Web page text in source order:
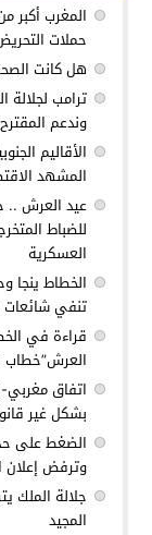
المغرب أكبر
حملات
هل كانت
ترامب
وندعم
الأقاليم
المشهد
عيد العرش ..
للضباط
العسكرية
الخطاط ينجا
تنفي شائعات
العرش”خطاب
اتفاق
بشكل غير
الضغط على
وترفض إعلان
جلالة الملك
المجيد